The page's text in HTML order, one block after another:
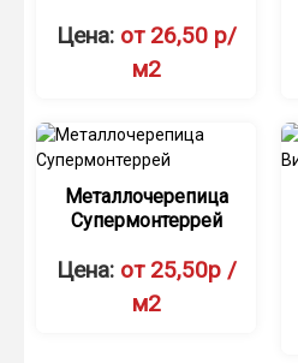
Цена: от 26,50 р/
м2
Металлочерепица
Супермонтеррей
Цена: от 25,50р /
м2